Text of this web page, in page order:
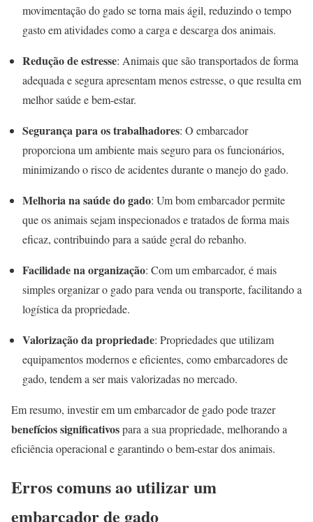
movimentação do gado se torna mais ágil, reduzindo o tempo
gasto em atividades como a carga e descarga dos animais.
Redução de estresse: Animais que são transportados de forma
adequada e segura apresentam menos estresse, o que resulta em
melhor saúde e bem-estar.
Segurança para os trabalhadores: O embarcador
proporciona um ambiente mais seguro para os funcionários,
minimizando o risco de acidentes durante o manejo do gado.
Melhoria na saúde do gado: Um bom embarcador permite
que os animais sejam inspecionados e tratados de forma mais
eficaz, contribuindo para a saúde geral do rebanho.
Facilidade na organização: Com um embarcador, é mais
simples organizar o gado para venda ou transporte, facilitando a
logística da propriedade.
Valorização da propriedade: Propriedades que utilizam
equipamentos modernos e eficientes, como embarcadores de
gado, tendem a ser mais valorizadas no mercado.
Em resumo, investir em um embarcador de gado pode trazer
benefícios significativospara a sua propriedade, melhorando a
eficiência operacional e garantindo o bem-estar dos animais.
Erros comuns ao utilizar um
embarcador de gado